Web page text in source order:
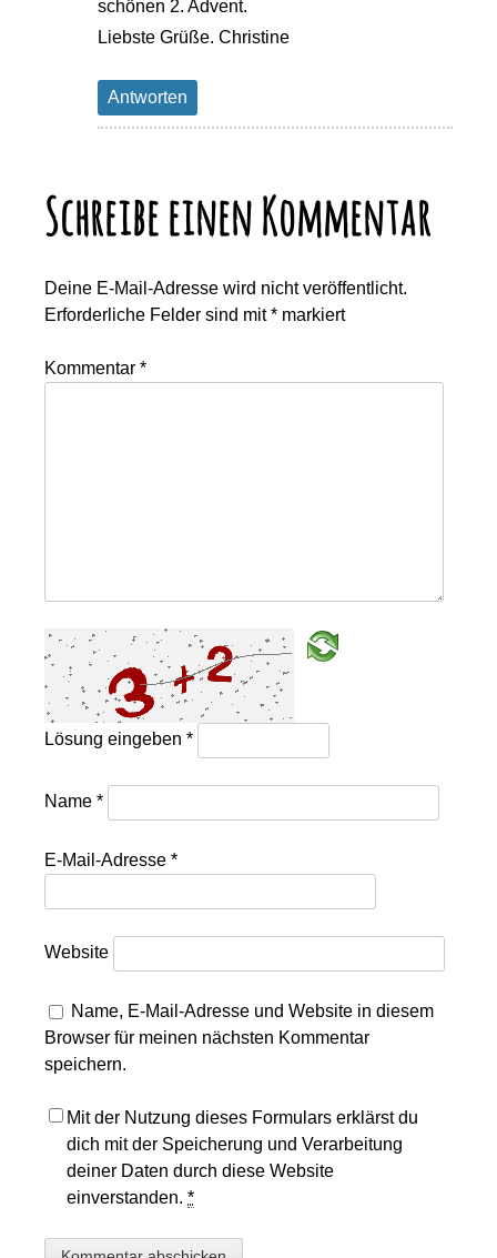
schönen 2. Advent.
Liebste Grüße. Christine
Antworten
Schreibe einen Kommentar
Deine E-Mail-Adresse wird nicht veröffentlicht.
Erforderliche Felder sind mit* markiert
Kommentar*
Lösung eingeben*
Name*
E-Mail-Adresse*
Website
Name, E-Mail-Adresse und Website in diesem
Browser für meinen nächsten Kommentar
speichern.
Mit der Nutzung dieses Formulars erklärst du
dich mit der Speicherung und Verarbeitung
deiner Daten durch diese Website
einverstanden.*